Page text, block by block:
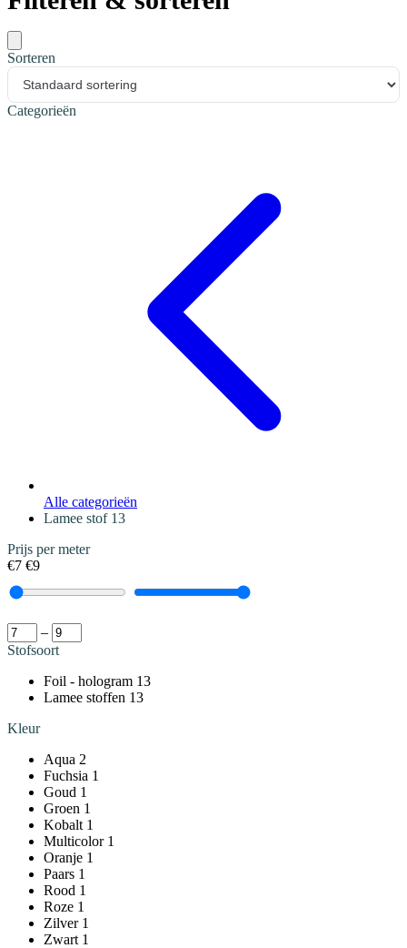
Sorteren
Categorieën
Alle categorieën
Lamee stof 13
Prijs per meter
€7 €9
–
Stofsoort
Foil - hologram 13
Lamee stoffen 13
Kleur
Aqua 2
Fuchsia 1
Goud 1
Groen 1
Kobalt 1
Multicolor 1
Oranje 1
Paars 1
Rood 1
Roze 1
Zilver 1
Zwart 1